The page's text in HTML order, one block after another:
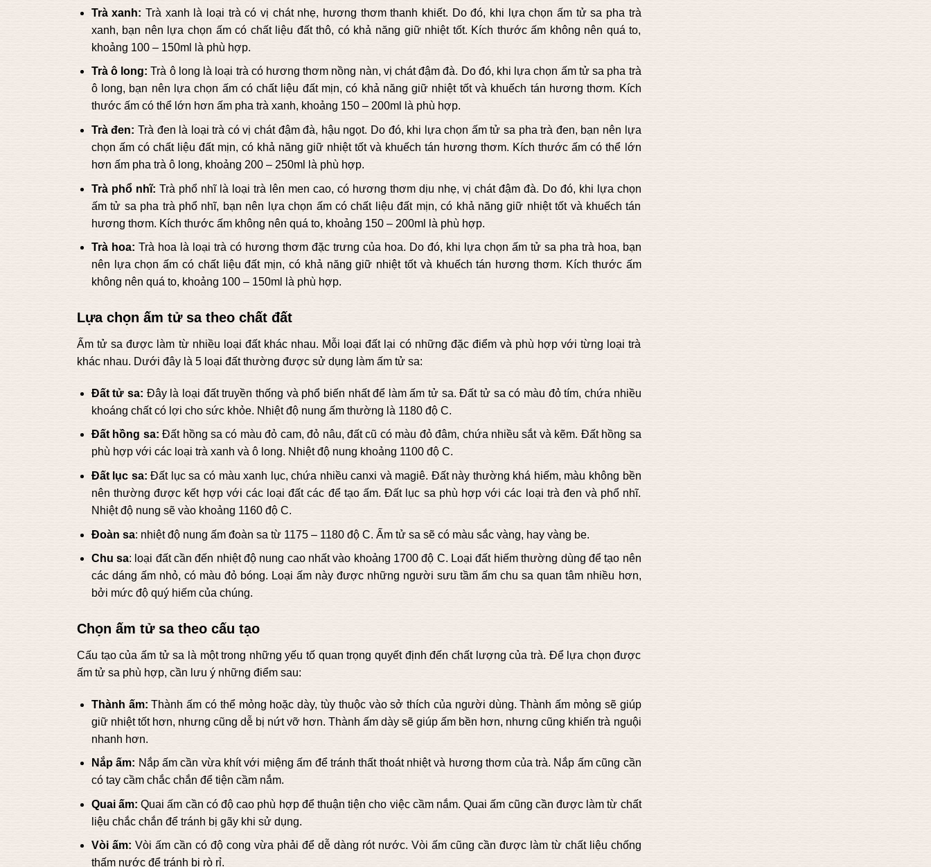
Trà xanh: Trà xanh là loại trà có vị chát nhẹ, hương thơm thanh khiết. Do đó, khi lựa chọn ấm tử sa pha trà
xanh, bạn nên lựa chọn ấm có chất liệu đất thô, có khả năng giữ nhiệt tốt. Kích thước ấm không nên quá to,
khoảng 100 – 150ml là phù hợp.
Trà ô long: Trà ô long là loại trà có hương thơm nồng nàn, vị chát đậm đà. Do đó, khi lựa chọn ấm tử sa pha trà
ô long, bạn nên lựa chọn ấm có chất liệu đất mịn, có khả năng giữ nhiệt tốt và khuếch tán hương thơm. Kích
thước ấm có thể lớn hơn ấm pha trà xanh, khoảng 150 – 200ml là phù hợp.
Trà đen: Trà đen là loại trà có vị chát đậm đà, hậu ngọt. Do đó, khi lựa chọn ấm tử sa pha trà đen, bạn nên lựa
chọn ấm có chất liệu đất mịn, có khả năng giữ nhiệt tốt và khuếch tán hương thơm. Kích thước ấm có thể lớn
hơn ấm pha trà ô long, khoảng 200 – 250ml là phù hợp.
Trà phổ nhĩ: Trà phổ nhĩ là loại trà lên men cao, có hương thơm dịu nhẹ, vị chát đậm đà. Do đó, khi lựa chọn
ấm tử sa pha trà phổ nhĩ, bạn nên lựa chọn ấm có chất liệu đất mịn, có khả năng giữ nhiệt tốt và khuếch tán
hương thơm. Kích thước ấm không nên quá to, khoảng 150 – 200ml là phù hợp.
Trà hoa: Trà hoa là loại trà có hương thơm đặc trưng của hoa. Do đó, khi lựa chọn ấm tử sa pha trà hoa, bạn
nên lựa chọn ấm có chất liệu đất mịn, có khả năng giữ nhiệt tốt và khuếch tán hương thơm. Kích thước ấm
không nên quá to, khoảng 100 – 150ml là phù hợp.
Lựa chọn ấm tử sa theo chất đất
Ấm tử sa được làm từ nhiều loại đất khác nhau. Mỗi loại đất lại có những đặc điểm và phù hợp với từng loại trà
khác nhau. Dưới đây là 5 loại đất thường được sử dụng làm ấm tử sa:
Đất tử sa: Đây là loại đất truyền thống và phổ biến nhất để làm ấm tử sa. Đất tử sa có màu đỏ tím, chứa nhiều
khoáng chất có lợi cho sức khỏe. Nhiệt độ nung ấm thường là 1180 độ C.
Đất hồng sa: Đất hồng sa có màu đỏ cam, đỏ nâu, đất cũ có màu đỏ đâm, chứa nhiều sắt và kẽm. Đất hồng sa
phù hợp với các loại trà xanh và ô long. Nhiệt độ nung khoảng 1100 độ C.
Đất lục sa: Đất lục sa có màu xanh lục, chứa nhiều canxi và magiê. Đất này thường khá hiếm, màu không bền
nên thường được kết hợp với các loại đất các để tạo ấm. Đất lục sa phù hợp với các loại trà đen và phổ nhĩ.
Nhiệt độ nung sẽ vào khoảng 1160 độ C.
Đoàn sa: nhiệt độ nung ấm đoàn sa từ 1175 – 1180 độ C. Ấm tử sa sẽ có màu sắc vàng, hay vàng be.
Chu sa: loại đất cần đến nhiệt độ nung cao nhất vào khoảng 1700 độ C. Loại đất hiếm thường dùng để tạo nên
các dáng ấm nhỏ, có màu đỏ bóng. Loại ấm này được những người sưu tầm ấm chu sa quan tâm nhiều hơn,
bởi mức độ quý hiếm của chúng.
Chọn ấm tử sa theo cấu tạo
Cấu tạo của ấm tử sa là một trong những yếu tố quan trọng quyết định đến chất lượng của trà. Để lựa chọn được
ấm tử sa phù hợp, cần lưu ý những điểm sau:
Thành ấm: Thành ấm có thể mỏng hoặc dày, tùy thuộc vào sở thích của người dùng. Thành ấm mỏng sẽ giúp
giữ nhiệt tốt hơn, nhưng cũng dễ bị nứt vỡ hơn. Thành ấm dày sẽ giúp ấm bền hơn, nhưng cũng khiến trà nguội
nhanh hơn.
Nắp ấm: Nắp ấm cần vừa khít với miệng ấm để tránh thất thoát nhiệt và hương thơm của trà. Nắp ấm cũng cần
có tay cầm chắc chắn để tiện cầm nắm.
Quai ấm: Quai ấm cần có độ cao phù hợp để thuận tiện cho việc cầm nắm. Quai ấm cũng cần được làm từ chất
liệu chắc chắn để tránh bị gãy khi sử dụng.
Vòi ấm: Vòi ấm cần có độ cong vừa phải để dễ dàng rót nước. Vòi ấm cũng cần được làm từ chất liệu chống
thấm nước để tránh bị rò rỉ.